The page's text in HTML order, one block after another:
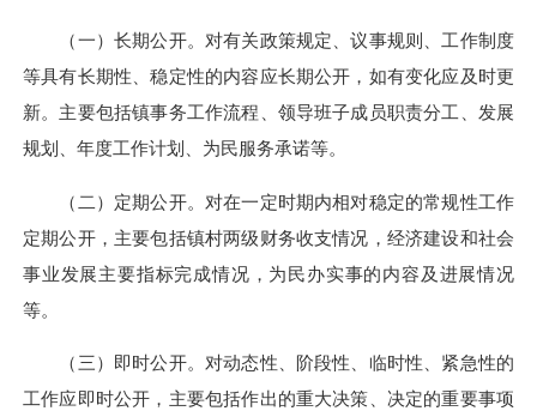
（一）长期公开。对有关政策规定、议事规则、工作制度
等具有长期性、稳定性的内容应长期公开，如有变化应及时更
新。主要包括镇事务工作流程、领导班子成员职责分工、发展
规划、年度工作计划、为民服务承诺等。
（二）定期公开。对在一定时期内相对稳定的常规性工作
定期公开，主要包括镇村两级财务收支情况，经济建设和社会
事业发展主要指标完成情况，为民办实事的内容及进展情况
等。
（三）即时公开。对动态性、阶段性、临时性、紧急性的
工作应即时公开，主要包括作出的重大决策、决定的重要事项